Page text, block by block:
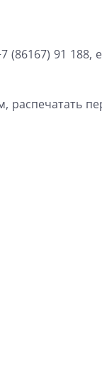
(86167) 91 188,
распечатать